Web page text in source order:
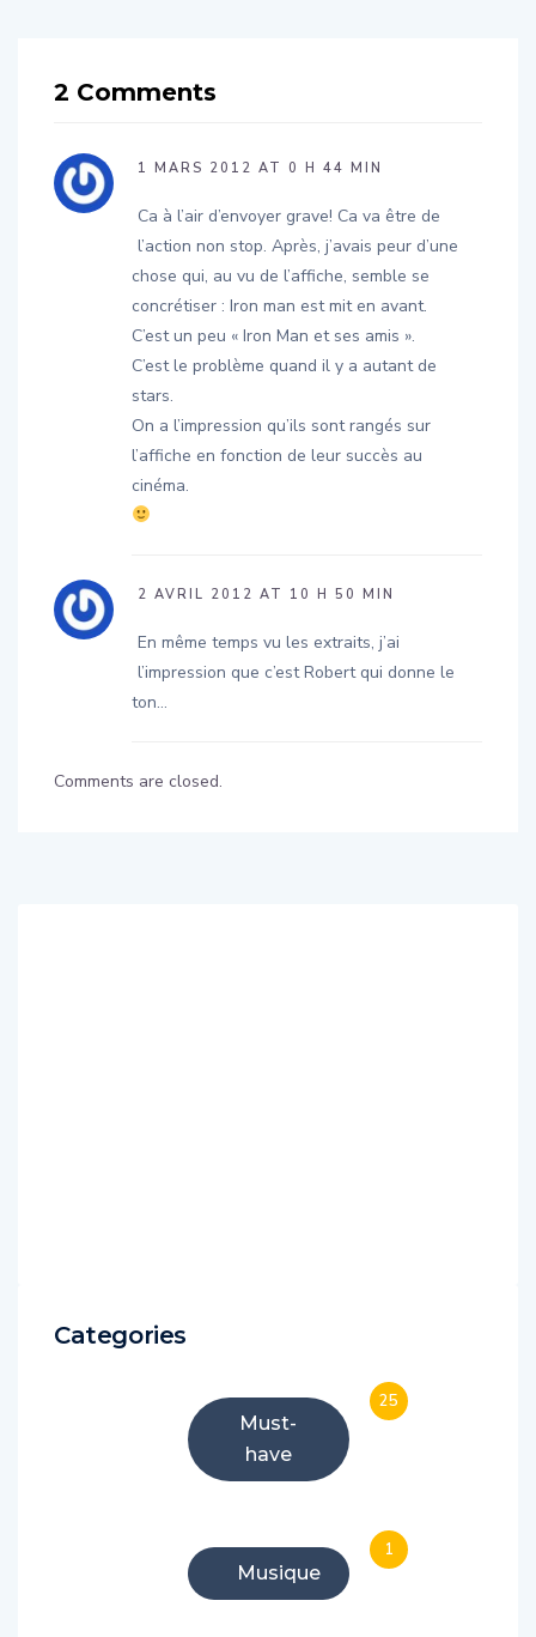
2 Comments
1 MARS 2012 AT 0 H 44 MIN
Ca à l’air d’envoyer grave! Ca va être de
l’action non stop. Après, j’avais peur d’une
chose qui, au vu de l’affiche, semble se
concrétiser : Iron man est mit en avant.
C’est un peu « Iron Man et ses amis ».
C’est le problème quand il y a autant de
stars.
On a l’impression qu’ils sont rangés sur
l’affiche en fonction de leur succès au
cinéma.
2 AVRIL 2012 AT 10 H 50 MIN
En même temps vu les extraits, j’ai
l’impression que c’est Robert qui donne le
ton…
Comments are closed.
Categories
Must-
have
25
Musique
1